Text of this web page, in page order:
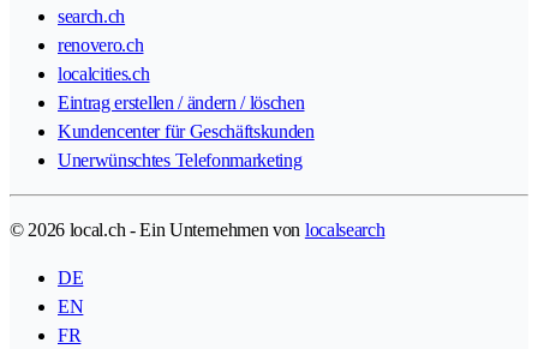
search.ch
renovero.ch
localcities.ch
Eintrag erstellen / ändern / löschen
Kundencenter für Geschäftskunden
Unerwünschtes Telefonmarketing
© 2026 local.ch - Ein Unternehmen von localsearch
DE
EN
FR